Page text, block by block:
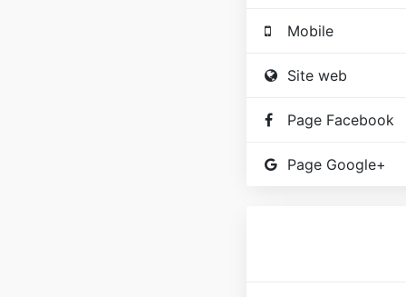
Mobile
Site web
Page Facebook
Page Google+